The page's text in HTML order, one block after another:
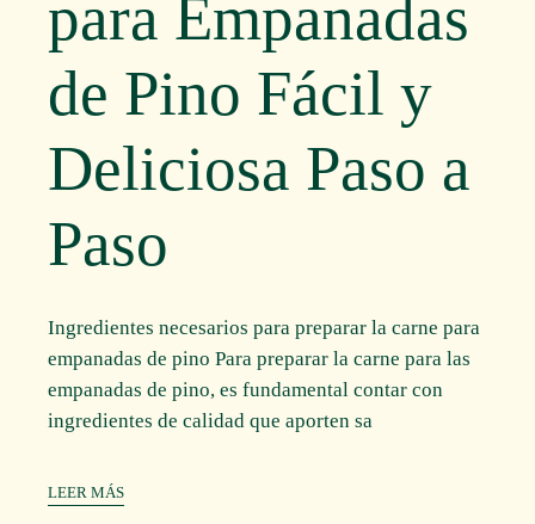
para Empanadas
de Pino Fácil y
Deliciosa Paso a
Paso
Ingredientes necesarios para preparar la carne para
empanadas de pino Para preparar la carne para las
empanadas de pino, es fundamental contar con
ingredientes de calidad que aporten sa
LEER MÁS